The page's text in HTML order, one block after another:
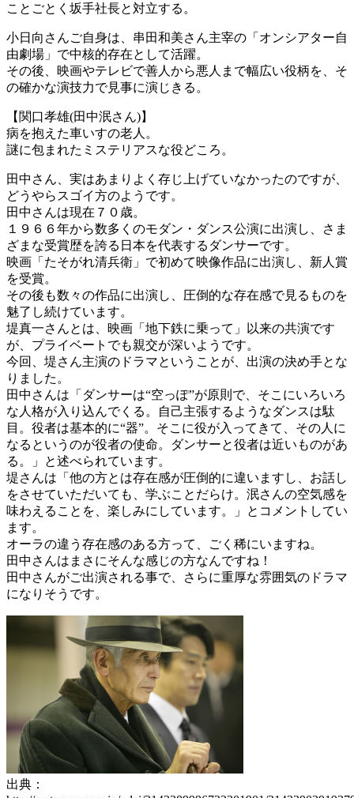
ことごとく坂手社長と対立する。
小日向さんご自身は、串田和美さん主宰の「オンシアター自
由劇場」で中核的存在として活躍。
その後、映画やテレビで善人から悪人まで幅広い役柄を、そ
の確かな演技力で見事に演じきる。
【関口孝雄(田中泯さん)】
病を抱えた車いすの老人。
謎に包まれたミステリアスな役どころ。
田中さん、実はあまりよく存じ上げていなかったのですが、
どうやらスゴイ方のようです。
田中さんは現在７０歳。
１９６６年から数多くのモダン・ダンス公演に出演し、さま
ざまな受賞歴を誇る日本を代表するダンサーです。
映画「たそがれ清兵衛」で初めて映像作品に出演し、新人賞
を受賞。
その後も数々の作品に出演し、圧倒的な存在感で見るものを
魅了し続けています。
堤真一さんとは、映画「地下鉄に乗って」以来の共演です
が、プライベートでも親交が深いようです。
今回、堤さん主演のドラマということが、出演の決め手とな
りました。
田中さんは「ダンサーは“空っぽ”が原則で、そこにいろいろ
な人格が入り込んでくる。自己主張するようなダンスは駄
目。役者は基本的に“器”。そこに役が入ってきて、その人に
なるというのが役者の使命。ダンサーと役者は近いものがあ
る。」と述べられています。
堤さんは「他の方とは存在感が圧倒的に違いますし、お話し
をさせていただいても、学ぶことだらけ。泯さんの空気感を
味わえることを、楽しみにしています。」とコメントしてい
ます。
オーラの違う存在感のある方って、ごく稀にいますね。
田中さんはまさにそんな感じの方なんですね！
田中さんがご出演される事で、さらに重厚な雰囲気のドラマ
になりそうです。
出典：